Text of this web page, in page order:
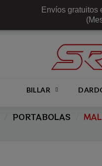
Envíos gratuitos
BILLAR
PORTABOLAS